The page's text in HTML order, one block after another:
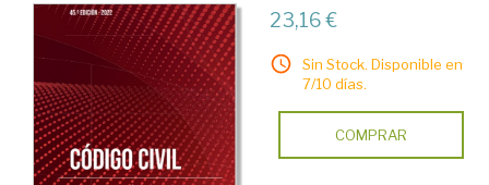
23,16 €
Sin Stock. Disponible en
7/10 días.
COMPRAR